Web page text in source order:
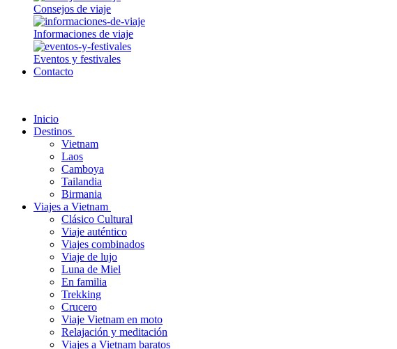
Consejos de viaje
Informaciones de viaje
Eventos y festivales
Contacto
Inicio
Destinos
Vietnam
Laos
Camboya
Tailandia
Birmania
Viajes a Vietnam
Clásico Cultural
Viaje auténtico
Viajes combinados
Viaje de lujo
Luna de Miel
En familia
Trekking
Crucero
Viaje Vietnam en moto
Relajación y meditación
Viajes a Vietnam baratos